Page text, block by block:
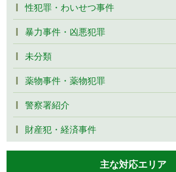
性犯罪・わいせつ事件
暴力事件・凶悪犯罪
未分類
薬物事件・薬物犯罪
警察署紹介
財産犯・経済事件
主な対応エリア